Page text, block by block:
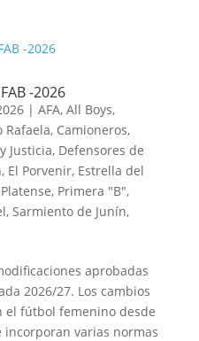
-2026
| AFA, All Boys,
Rafaela, Camioneros,
Justicia, Defensores de
, El Porvenir, Estrella del
Platense, Primera "B",
, Sarmiento de Junín,
aprobadas
2026/27. Los cambios
el fútbol femenino desde
incorporan varias normas